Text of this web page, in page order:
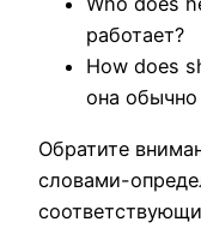
работает?
How does
она
Обратите
словами-